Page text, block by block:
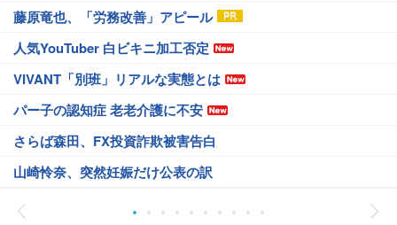
藤原竜也、「労務改善」アピール
人気YouTuber 白ビキニ加工否定
VIVANT「別班」リアルな実態とは
パー子の認知症 老老介護に不安
さらば森田、FX投資詐欺被害告白
山崎怜奈、突然妊娠だけ公表の訳